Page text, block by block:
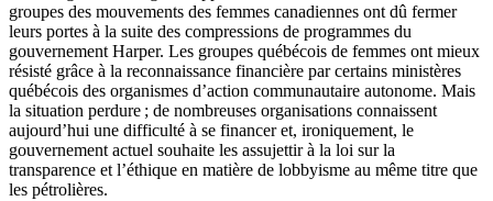
groupes des mouvements des femmes canadiennes ont dû fermer
leurs portes à la suite des compressions de programmes du
gouvernement Harper. Les groupes québécois de femmes ont mieux
résisté grâce à la reconnaissance financière par certains ministères
québécois des organismes d’action communautaire autonome. Mais
la situation perdure ; de nombreuses organisations connaissent
aujourd’hui une difficulté à se financer et, ironiquement, le
gouvernement actuel souhaite les assujettir à la loi sur la
transparence et l’éthique en matière de lobbyisme au même titre que
les pétrolières.